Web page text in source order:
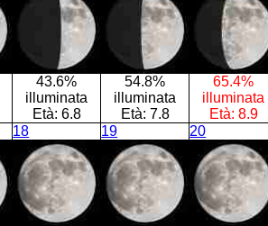
43.6%
illuminata
Età: 6.8
54.8%
illuminata
Età: 7.8
65.4%
illuminata
Età: 8.9
18 19 20